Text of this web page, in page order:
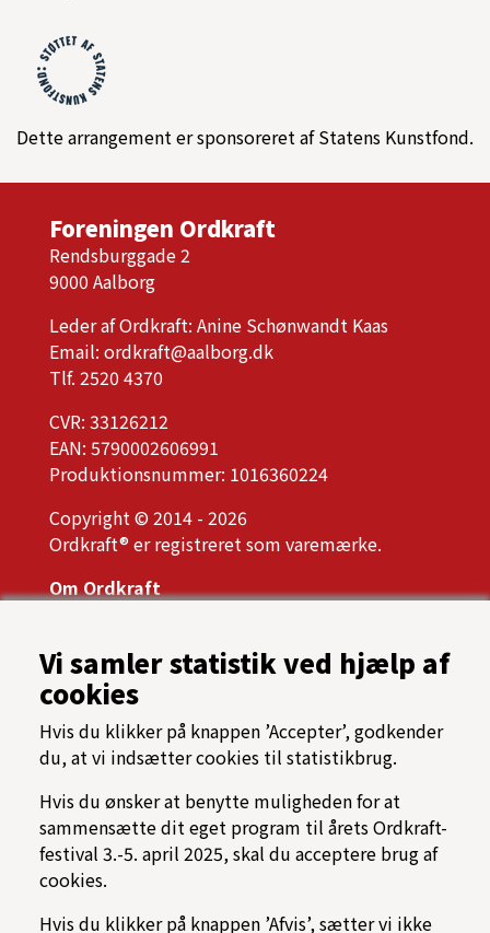
Dette arrangement er sponsoreret af Statens Kunstfond.
Foreningen Ordkraft
Rendsburggade 2
9000 Aalborg
Leder af Ordkraft: Anine Schønwandt Kaas
Email: ordkraft@aalborg.dk
Tlf. 2520 4370
CVR: 33126212
EAN: 5790002606991
Produktionsnummer: 1016360224
Copyright © 2014 - 2026
Ordkraft® er registreret som varemærke.
Om Ordkraft
Presse
Samarbejdspartnere
Tilgængelighed
Oftest stillede spørgsmål
Cookiespolitik
Programarkiv
→ Find vej til Nordkraft
⟳ Find rundt på Ordkraft
Vi samler statistik ved hjælp af
cookies
Hvis du klikker på knappen ’Accepter’, godkender
du, at vi indsætter cookies til statistikbrug.
Hvis du ønsker at benytte muligheden for at
sammensætte dit eget program til årets Ordkraft-
festival 3.-5. april 2025, skal du acceptere brug af
cookies.
Hvis du klikker på knappen ’Afvis’, sætter vi ikke